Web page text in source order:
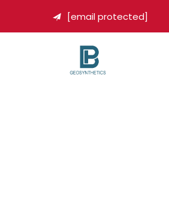
 [email protected]